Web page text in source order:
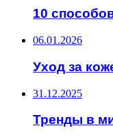
10
06.01.2026
Уход за
31.12.2025
Тренды в